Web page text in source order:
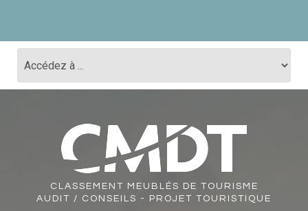
CLASSEMENT
MEUBLÉS DE TOURISME
AUDIT / CONSEILS - PROJET TOURISTIQUE